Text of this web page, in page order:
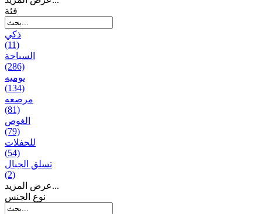
فئة
ذكي
(11)
السباحة
(286)
يومیه
(134)
مرصعه
(81)
الغوص
(79)
للحفلات
(54)
تسلق الجبال
(2)
عرض المزيد...
نوع الجنس